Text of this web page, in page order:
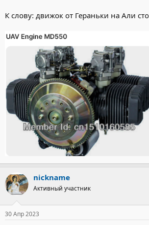
К слову: движок от Гераньки на Али
nickname
Активный участник
30 Апр 2023